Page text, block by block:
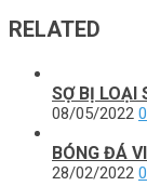
RELATED
SỢ BỊ LOẠI
08/05/2022 0
BÓNG ĐÁ
28/02/2022 0